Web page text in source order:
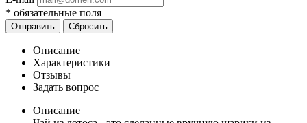
* обязательные поля
Отправить Сбросить
Описание
Характеристики
Отзывы
Задать вопрос
Описание